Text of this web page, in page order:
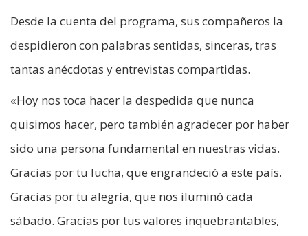
Desde la cuenta del programa, sus compañeros la
despidieron con palabras sentidas, sinceras, tras
tantas anécdotas y entrevistas compartidas.
«Hoy nos toca hacer la despedida que nunca
quisimos hacer, pero también agradecer por haber
sido una persona fundamental en nuestras vidas.
Gracias por tu lucha, que engrandeció a este país.
Gracias por tu alegría, que nos iluminó cada
sábado. Gracias por tus valores inquebrantables,